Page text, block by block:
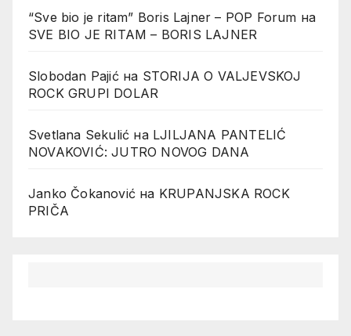
“Sve bio je ritam” Boris Lajner – POP Forum на
SVE BIO JE RITAM – BORIS LAJNER
Slobodan Pajićна STORIJA O VALJEVSKOJ
ROCK GRUPI DOLAR
Svetlana Sekulić на LJILJANA PANTELIĆ
NOVAKOVIĆ: JUTRO NOVOG DANA
Janko Čokanović на KRUPANJSKA ROCK
PRIČA